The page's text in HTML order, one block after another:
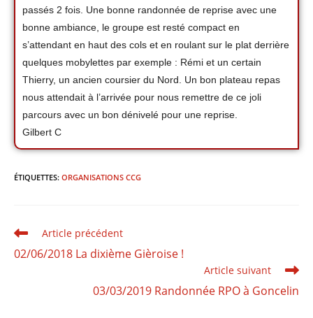
passés 2 fois. Une bonne randonnée de reprise avec une
bonne ambiance, le groupe est resté compact en
s’attendant en haut des cols et en roulant sur le plat derrière
quelques mobylettes par exemple : Rémi et un certain
Thierry, un ancien coursier du Nord. Un bon plateau repas
nous attendait à l’arrivée pour nous remettre de ce joli
parcours avec un bon dénivelé pour une reprise.
Gilbert C
ÉTIQUETTES: ORGANISATIONS CCG
Article précédent
02/06/2018 La dixième Gièroise !
Article suivant
03/03/2019 Randonnée RPO à Goncelin